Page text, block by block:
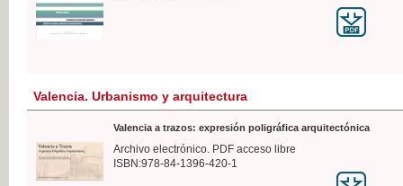
Valencia. Urbanismo y arquitectura
Valencia a trazos: expresión poligráfica arquitectónica
Archivo electrónico. PDF acceso libre
ISBN:978-84-1396-420-1